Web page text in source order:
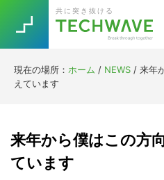
primary
navigation
main
content
primary
sidebar
footer
共に突き抜ける
現在の場所： ホーム / NEWS / 来年
えています
来年から僕はこの方
ています
TOPICS
Trend